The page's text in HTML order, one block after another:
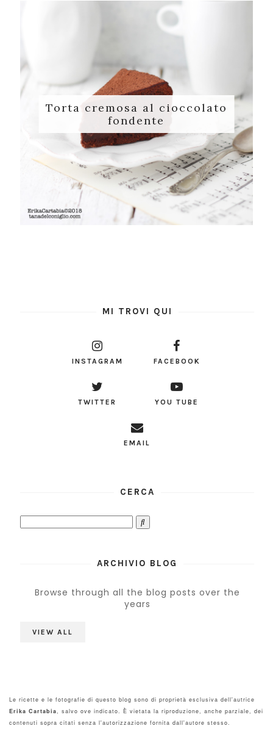
Torta cremosa al cioccolato
fondente
MI TROVI QUI
INSTAGRAM FACEBOOK
TWITTER YOU TUBE
EMAIL
CERCA
ARCHIVIO BLOG
Browse through all the blog posts over the
years
VIEW ALL
Le ricette e le fotografie di questo blog sono di proprietà esclusiva dell'autrice
Erika Cartabia, salvo ove indicato. È vietata la riproduzione, anche parziale, dei
contenuti sopra citati senza l'autorizzazione fornita dall'autore stesso.